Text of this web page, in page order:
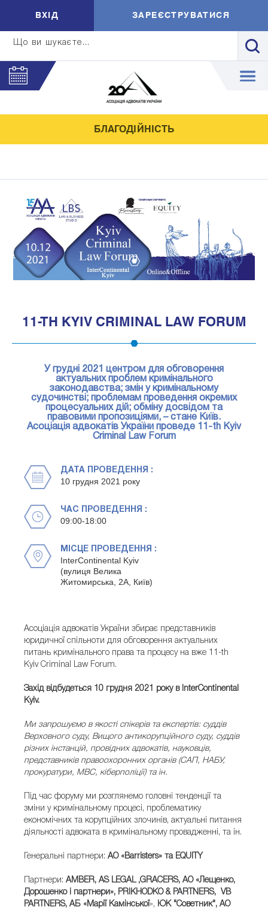
Що ви шукаєте...
ВXIД ЗАРЕЄСТРУВАТИСЯ
БЛАГОДІЙНІСТЬ
11-TH KYIV CRIMINAL LAW FORUM
У грудні 2021 центром для обговорення
актуальних проблем кримінального
законодавства; змін у кримінальному
судочинстві; проблемам проведення окремих
процесуальних дій; обміну досвідом та
правовими пропозиціями, – стане Київ.
Асоціація адвокатів України проведе 11-th Kyiv
Criminal Law Forum
ДАТА ПРОВЕДЕННЯ :
10 грудня 2021 року
ЧАС ПРОВЕДЕННЯ :
09:00-18:00
МІСЦЕ ПРОВЕДЕННЯ :
InterContinental Kyiv
(вулиця Велика
Житомирська, 2A, Київ)
Асоціація адвокатів України збирає представників
юридичної спільноти для обговорення актуальних
питань кримінального права та процесу на вже 11-th
Kyiv Criminal Law Forum.
Захід відбудеться 10 грудня 2021 року в InterContinental
Kyiv.
Ми запрошуємо в якості спікерів та експертів: суддів
Верховного суду, Вищого антикорупційного суду, суддів
різних інстанцій, провідних адвокатів, науковців,
представників правоохоронних органів (САП, НАБУ,
прокуратури, МВС, кіберполіції) та ін.
Під час форуму ми розглянемо головні тенденції та
зміни у кримінальному процесі, проблематику
економічних та корупційних злочинів, актуальні питання
діяльності адвоката в кримінальному провадженні, та ін.
Генеральні партнери: АО «Barristers» та EQUITY
Партнери: AM BER, AS LEGAL ,GRACERS, АО «Лещенко,
Дорошенко і партнери», PRIKHODKO & PARTNERS, VB
PARTNERS, АБ «Марії Камінської », ЮК "Советник", АО